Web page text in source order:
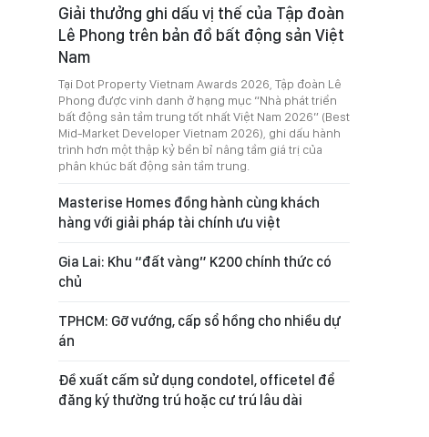
Giải thưởng ghi dấu vị thế của Tập đoàn
Lê Phong trên bản đồ bất động sản Việt
Nam
Tại Dot Property Vietnam Awards 2026, Tập đoàn Lê
Phong được vinh danh ở hạng mục “Nhà phát triển
bất động sản tầm trung tốt nhất Việt Nam 2026” (Best
Mid-Market Developer Vietnam 2026), ghi dấu hành
trình hơn một thập kỷ bền bỉ nâng tầm giá trị của
phân khúc bất động sản tầm trung.
Masterise Homes đồng hành cùng khách
hàng với giải pháp tài chính ưu việt
Gia Lai: Khu “đất vàng” K200 chính thức có
chủ
TPHCM: Gỡ vướng, cấp sổ hồng cho nhiều dự
án
Đề xuất cấm sử dụng condotel, officetel để
đăng ký thường trú hoặc cư trú lâu dài